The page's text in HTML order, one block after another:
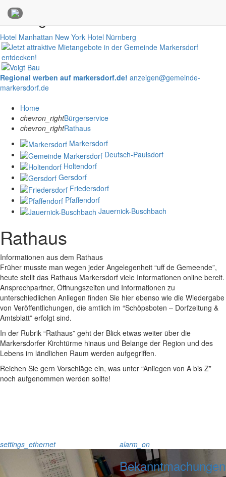
Anzeigen
Hotel Manhattan New York Hotel Nürnberg
Regional werben auf markersdorf.de! anzeigen@gemeinde-
markersdorf.de
Home
chevron_rightBürgerservice
chevron_rightRathaus
Markersdorf
Deutsch-Paulsdorf
Holtendorf
Gersdorf
Friedersdorf
Pfaffendorf
Jauernick-Buschbach
Rathaus
Informationen aus dem Rathaus
Früher musste man wegen jeder Angelegenheit “uff de Gemeende”,
heute stellt das Rathaus Markersdorf viele Informationen online bereit.
Ansprechpartner, Öffnungszeiten und Informationen zu
unterschiedlichen Anliegen finden Sie hier ebenso wie die Wiedergabe
von Veröffentlichungen, die amtlich im “Schöpsboten – Dorfzeitung &
Amtsblatt” erfolgt sind.
In der Rubrik “Rathaus” geht der Blick etwas weiter über die
Markersdorfer Kirchtürme hinaus und Belange der Region und des
Lebens im ländlichen Raum werden aufgegriffen.
Reichen Sie gern Vorschläge ein, was unter “Anliegen von A bis Z”
noch aufgenommen werden sollte!
settings_ethernet alarm_on
Bekanntmachungen